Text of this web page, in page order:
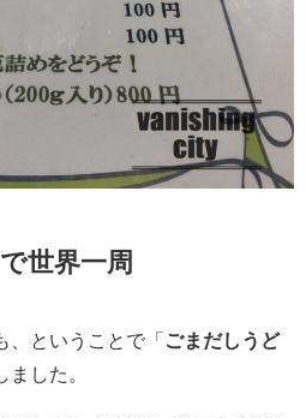
世界一周
、ということで「ごまだしうど
ました。